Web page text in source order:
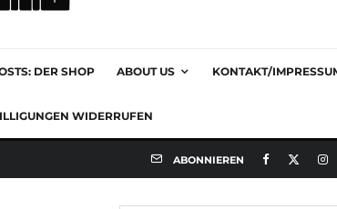
DER SHOP ABOUT US KONTAKT/
WIDERRUFEN
ABONNIEREN